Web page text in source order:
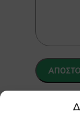
Όροι